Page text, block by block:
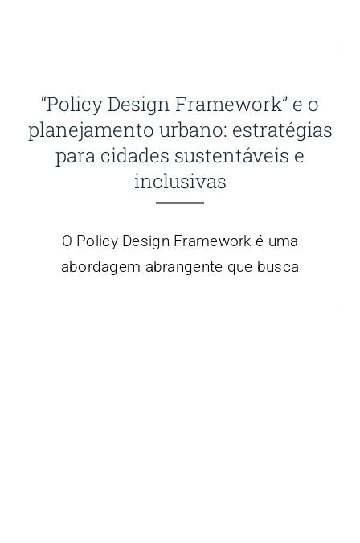
“Policy Design Framework” e o
planejamento urbano: estratégias
para cidades sustentáveis e
inclusivas
O Policy Design Framework é uma
abordagem abrangente que busca